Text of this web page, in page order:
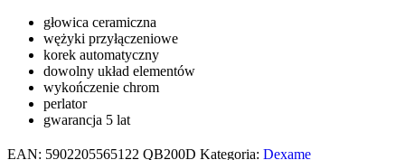
głowica ceramiczna
wężyki przyłączeniowe
korek automatyczny
dowolny układ elementów
wykończenie chrom
perlator
gwarancja 5 lat
EAN: 5902205565122 QB200D Kategoria: Dexame